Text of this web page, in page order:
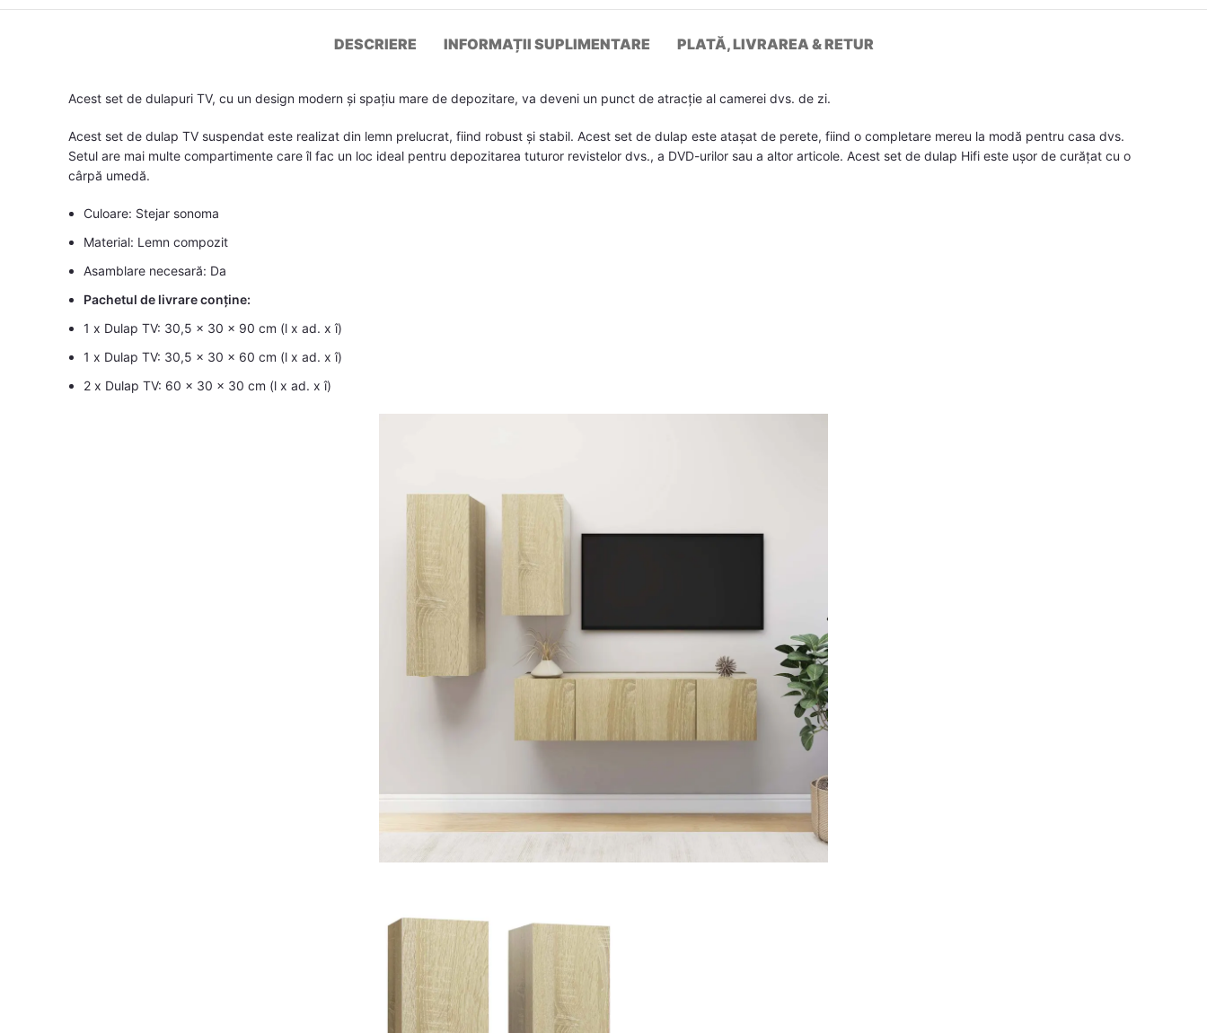
DESCRIERE INFORMAȚII SUPLIMENTARE PLATĂ, LIVRAREA & RETUR
Acest set de dulapuri TV, cu un design modern și spațiu mare de depozitare, va deveni un punct de atracție al camerei dvs. de zi.
Acest set de dulap TV suspendat este realizat din lemn prelucrat, fiind robust și stabil. Acest set de dulap este atașat de perete, fiind o completare mereu la modă pentru casa dvs.
Setul are mai multe compartimente care îl fac un loc ideal pentru depozitarea tuturor revistelor dvs., a DVD-urilor sau a altor articole. Acest set de dulap Hifi este ușor de curățat cu o
cârpă umedă.
Culoare: Stejar sonoma
Material: Lemn compozit
Asamblare necesară: Da
Pachetul de livrare conține:
1 x Dulap TV: 30,5 x 30 x 90 cm (l x ad. x î)
1 x Dulap TV: 30,5 x 30 x 60 cm (l x ad. x î)
2 x Dulap TV: 60 x 30 x 30 cm (l x ad. x î)